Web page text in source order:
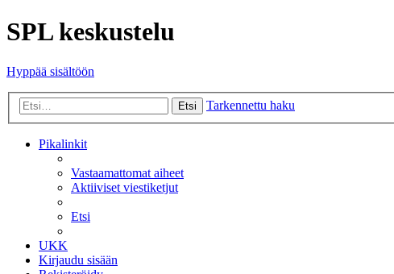
SPL keskustelu
Hyppää sisältöön
Etsi Tarkennettu haku
Pikalinkit
Vastaamattomat aiheet
Aktiiviset viestiketjut
Etsi
UKK
Kirjaudu sisään